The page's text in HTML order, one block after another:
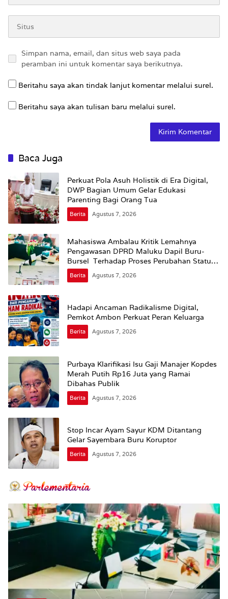
Simpan nama, email, dan situs web saya pada
peramban ini untuk komentar saya berikutnya.
Beritahu saya akan tindak lanjut komentar melalui surel.
Beritahu saya akan tulisan baru melalui surel.
Baca Juga
Perkuat Pola Asuh Holistik di Era Digital,
DWP Bagian Umum Gelar Edukasi
Parenting Bagi Orang Tua
Berita Agustus 7, 2026
Mahasiswa Ambalau Kritik Lemahnya
Pengawasan DPRD Maluku Dapil Buru-
Bursel Terhadap Proses Perubahan Status
Jalan
Berita Agustus 7, 2026
Hadapi Ancaman Radikalisme Digital,
Pemkot Ambon Perkuat Peran Keluarga
Berita Agustus 7, 2026
Purbaya Klarifikasi Isu Gaji Manajer Kopdes
Merah Putih Rp16 Juta yang Ramai
Dibahas Publik
Berita Agustus 7, 2026
Stop Incar Ayam Sayur KDM Ditantang
Gelar Sayembara Buru Koruptor
Berita Agustus 7, 2026